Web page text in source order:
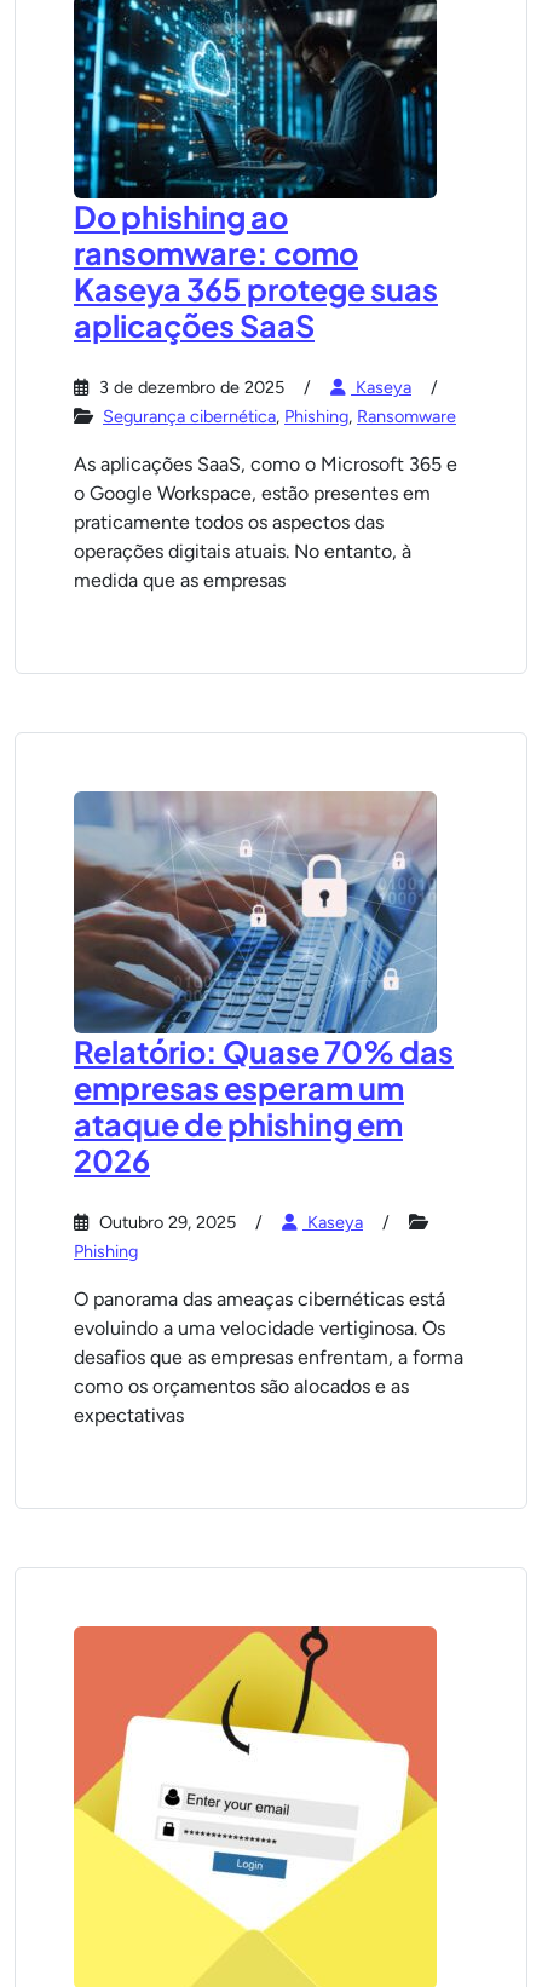
Do phishing ao
ransomware: como
Kaseya 365 protege suas
aplicações SaaS
3 de dezembro de 2025
Kaseya
Segurança cibernética, Phishing, Ransomware
As aplicações SaaS, como o Microsoft 365 e
o Google Workspace, estão presentes em
praticamente todos os aspectos das
operações digitais atuais. No entanto, à
medida que as empresas
Relatório: Quase 70% das
empresas esperam um
ataque de phishing em
2026
Outubro 29, 2025
Kaseya
Phishing
O panorama das ameaças cibernéticas está
evoluindo a uma velocidade vertiginosa. Os
desafios que as empresas enfrentam, a forma
como os orçamentos são alocados e as
expectativas